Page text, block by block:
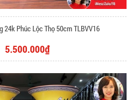
24k Phúc Lộc Thọ 50cm TLBVV16
5.500.000₫